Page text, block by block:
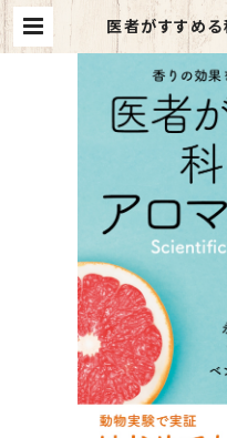
医者がすすめ
～香りの効果